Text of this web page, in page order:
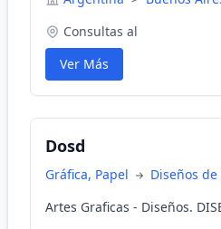
Consultas al
Ver Más
Dosd
Gráfica, Papel
Diseños
Artes Graficas - Diseños.